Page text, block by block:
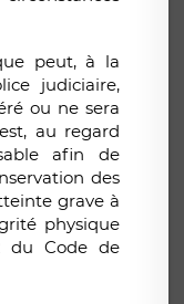
peut, à la
judiciaire,
ou ne sera
au regard
afin de
des
grave à
physique
du Code de